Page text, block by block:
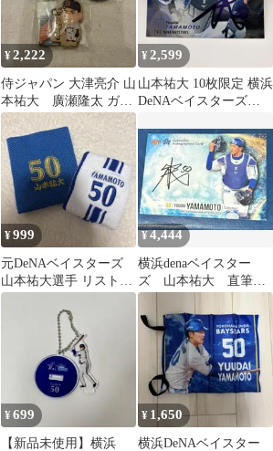
¥2,222
侍ジャパン 大津亮介 山
本祐大 廣瀬隆太 ガチ
ャ3点セット
¥2,599
山本祐大 10枚限定 横浜
DeNAベイスターズ
¥999
元DeNAベイスターズ
山本祐大選手 リストバ
ンド 2点セット
¥4,444
横浜denaベイスター
ズ 山本祐大 直筆サ
インカード
¥699
【新品未使用】横浜
¥ 1,650
横浜DeNAベイスター